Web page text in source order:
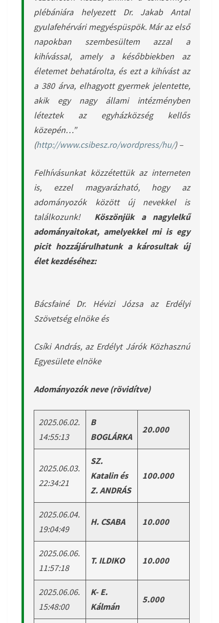
plébániára helyezett Dr. Jakab Antal
gyulafehérvári megyéspüspök. Már az első
napokban szembesültem azzal a
kihívással, amely a későbbiekben az
életemet behatárolta, és ezt a kihívást az
a 380 árva, elhagyott gyermek jelentette,
akik egy nagy állami intézményben
léteztek az egyházközség kellős
közepén…”
(http://www.csibesz.ro/wordpress/hu/) –
Felhívásunkat közzétettük az interneten
is, ezzel magyarázható, hogy az
adományozók között új nevekkel is
találkozunk! Köszönjük a nagylelkű
adományaitokat, amelyekkel mi is egy
picit hozzájárulhatunk a károsultak új
élet kezdéséhez:
Bácsfainé Dr. Hévizi Józsa az Erdélyi
Szövetség elnöke és
Csíki András, az Erdélyt Járók Közhasznú
Egyesülete elnöke
Adományozók neve (rövidítve)
2025.06.02.
14:55:13
B
BOGLÁRKA
20.000
2025.06.03.
22:34:21
SZ.
Katalin és
Z. ANDRÁS
100.000
2025.06.04.
19:04:49
H. CSABA 10.000
2025.06.06.
11:57:18
T. ILDIKO 10.000
2025.06.06.
15:48:00
K- E.
Kálmán
5.000